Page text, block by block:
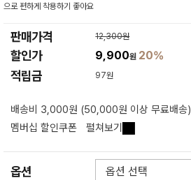
으로 편하게 착용하기 좋아요
판매가격 12,300원
할인가 9,900원 20%
적립금 97원
배송비 3,000원 (50,000원 이상 무료배송)
멤버십 할인쿠폰
펼쳐보기
옵션